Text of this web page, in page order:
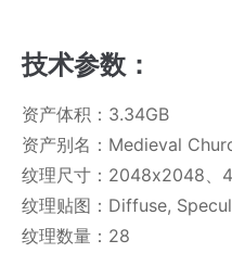
技术参数：
资产体积：3.34GB
资产别名：Medieval
纹理尺寸：2048x2048、
纹理贴图：Diffuse,
纹理数量：28